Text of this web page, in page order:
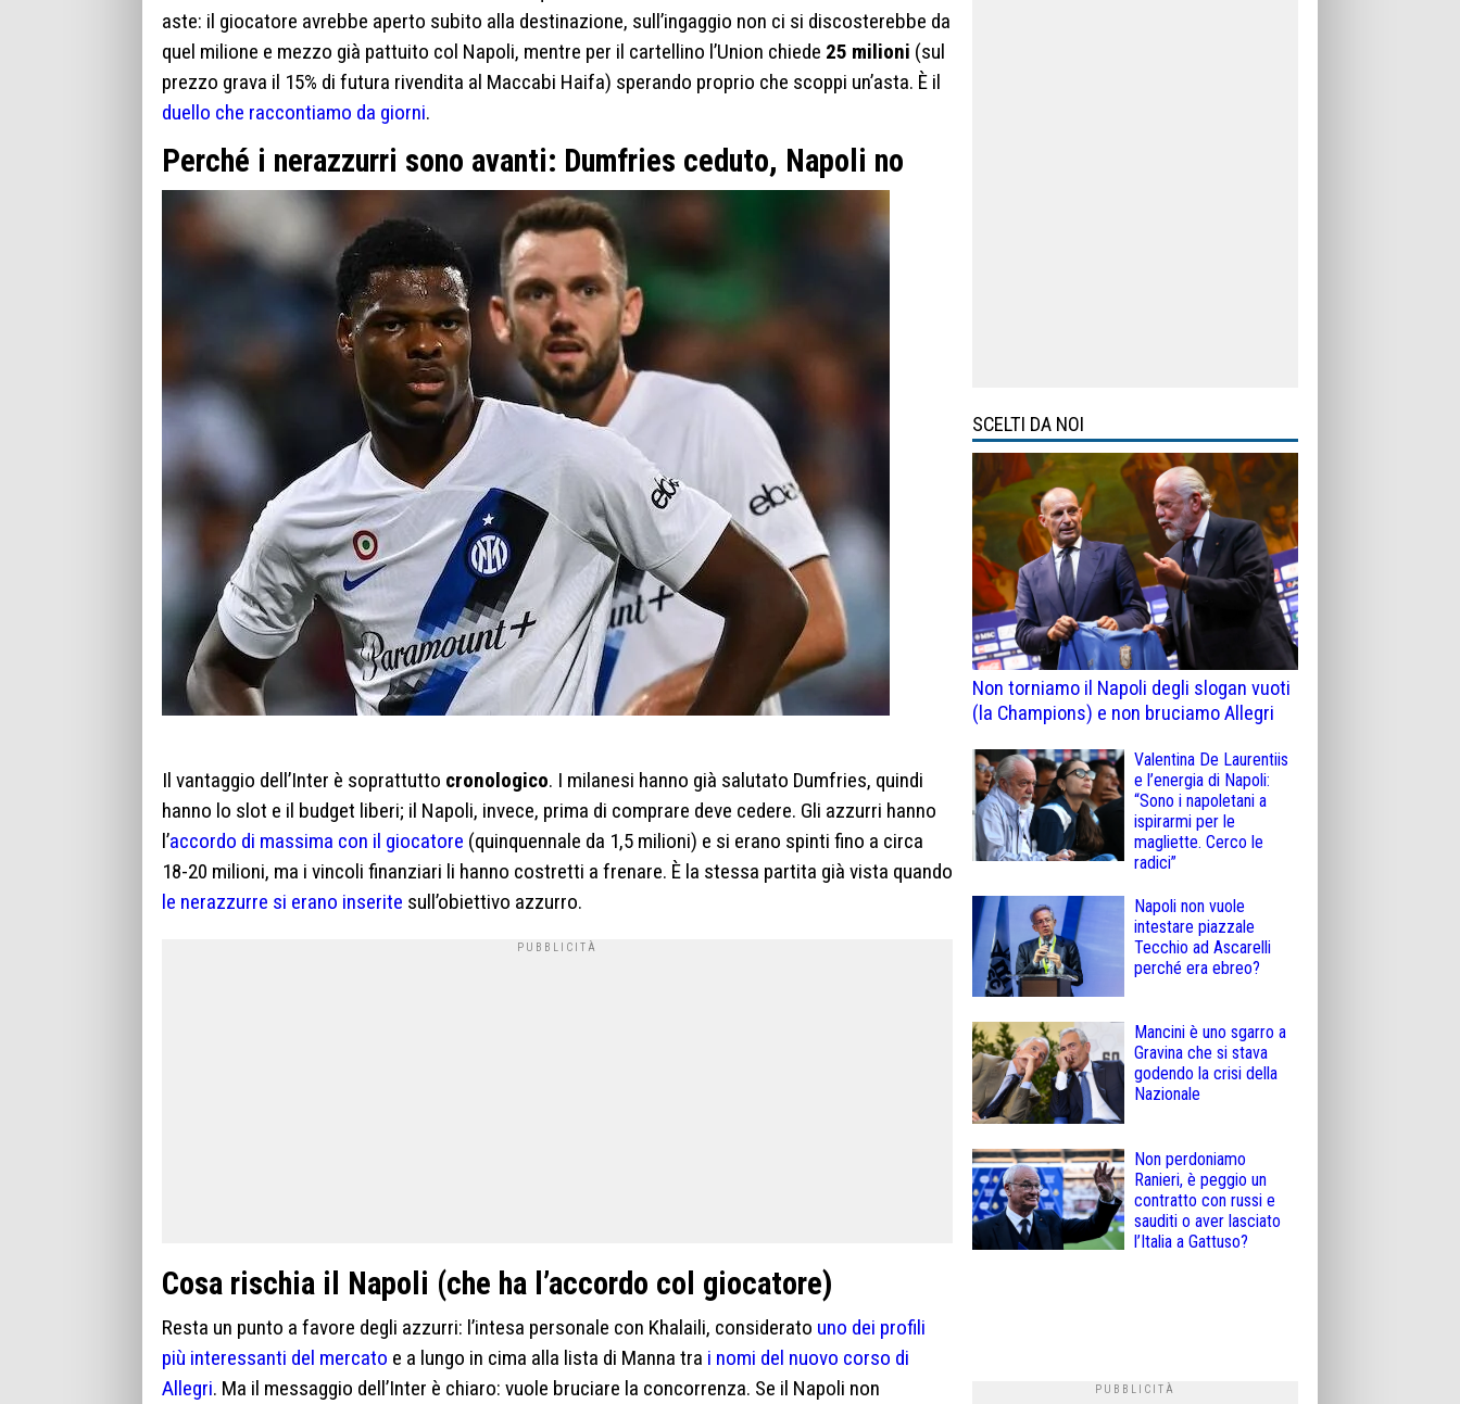
aste: il giocatore avrebbe aperto subito alla destinazione, sull’ingaggio non ci si discosterebbe da
quel milione e mezzo già pattuito col Napoli, mentre per il cartellino l’Union chiede 25 milioni (sul
prezzo grava il 15% di futura rivendita al Maccabi Haifa) sperando proprio che scoppi un’asta. È il
duello che raccontiamo da giorni.
Perché i nerazzurri sono avanti: Dumfries ceduto, Napoli no
Il vantaggio dell’Inter è soprattutto cronologico. I milanesi hanno già salutato Dumfries, quindi
hanno lo slot e il budget liberi; il Napoli, invece, prima di comprare deve cedere. Gli azzurri hanno
l’accordo di massima con il giocatore (quinquennale da 1,5 milioni) e si erano spinti fino a circa
18-20 milioni, ma i vincoli finanziari li hanno costretti a frenare. È la stessa partita già vista quando
le nerazzurre si erano inserite sull’obiettivo azzurro.
Cosa rischia il Napoli (che ha l’accordo col giocatore)
Resta un punto a favore degli azzurri: l’intesa personale con Khalaili, considerato uno dei profili
più interessanti del mercato e a lungo in cima alla lista di Manna tra i nomi del nuovo corso di
Allegri. Ma il messaggio dell’Inter è chiaro: vuole bruciare la concorrenza. Se il Napoli non
SCELTI DA NOI
Non torniamo il Napoli degli slogan vuoti
(la Champions) e non bruciamo Allegri
Valentina De Laurentiis
e l’energia di Napoli:
“Sono i napoletani a
ispirarmi per le
magliette. Cerco le
radici”
Napoli non vuole
intestare piazzale
Tecchio ad Ascarelli
perché era ebreo?
Mancini è uno sgarro a
Gravina che si stava
godendo la crisi della
Nazionale
Non perdoniamo
Ranieri, è peggio un
contratto con russi e
sauditi o aver lasciato
l’Italia a Gattuso?